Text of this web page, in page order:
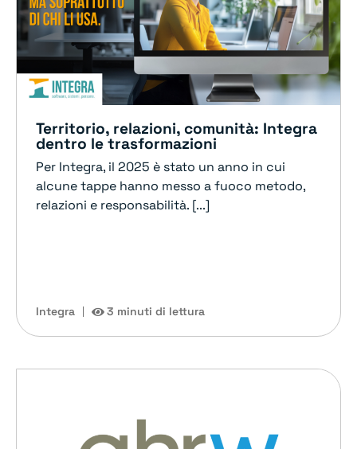
Territorio, relazioni, comunità: Integra
dentro le trasformazioni
Per Integra, il 2025 è stato un anno in cui
alcune tappe hanno messo a fuoco metodo,
relazioni e responsabilità. [...]
Integra 3 minuti di lettura